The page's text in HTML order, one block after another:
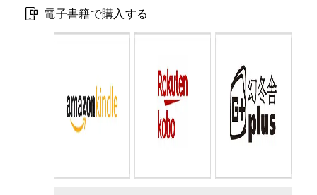
電子書籍で購入する